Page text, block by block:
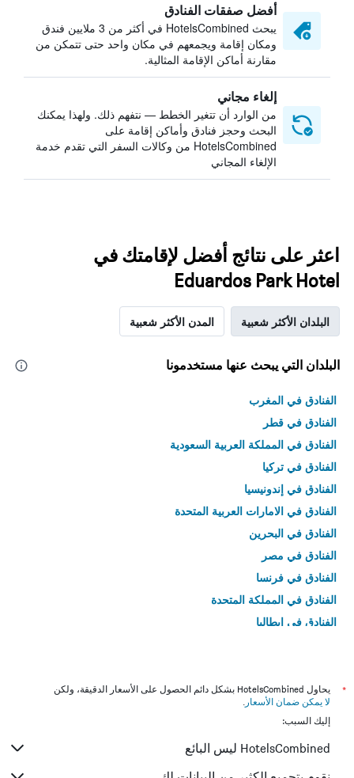
أفضل صفقات الفنادق
يبحث HotelsCombined في أكثر من 3 ملايين فندق
ومكان إقامة ويجمعهم في مكان واحد حتى تتمكن من
مقارنة أماكن الإقامة المثالية.
إلغاء مجاني
من الوارد أن تتغير الخطط — نتفهم ذلك. ولهذا يمكنك
البحث وحجز فنادق وأماكن إقامة على
HotelsCombined من وكالات السفر التي تقدم خدمة
الإلغاء المجاني
اعثر على نتائج أفضل لإقامتك في
Eduardos Park Hotel
البلدان الأكثر شعبية المدن الأكثر شعبية
البلدان التي يبحث عنها مستخدمونا
الفنادق في المغرب
الفنادق في قطر
الفنادق في المملكة العربية السعودية
الفنادق في تركيا
الفنادق في إندونيسيا
الفنادق في الامارات العربية المتحدة
الفنادق في البحرين
الفنادق في مصر
الفنادق في فرنسا
الفنادق في المملكة المتحدة
الفنادق في إيطاليا
*
يحاول HotelsCombined بشكل دائم الحصول على الأسعار الدقيقة، ولكن
لا يمكن ضمان الأسعار .
إليك السبب:
HotelsCombined ليس البائع